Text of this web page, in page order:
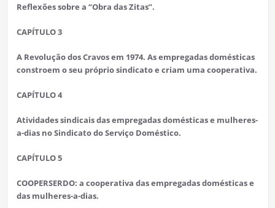
Reflexões sobre a “Obra das Zitas”.
CAPÍTULO 3
A Revolução dos Cravos em 1974. As empregadas domésticas
constroem o seu próprio sindicato e criam uma cooperativa.
CAPÍTULO 4
Atividades sindicais das empregadas domésticas e mulheres-
a-dias no Sindicato do Serviço Doméstico.
CAPÍTULO 5
COOPERSERDO: a cooperativa das empregadas domésticas e
das mulheres-a-dias.